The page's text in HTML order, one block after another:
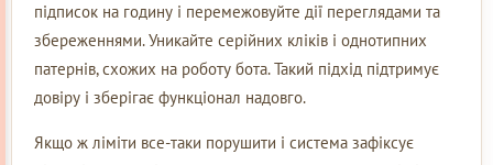
підписок на годину і перемежовуйте дії переглядами та
збереженнями. Уникайте серійних кліків і однотипних
патернів, схожих на роботу бота. Такий підхід підтримує
довіру і зберігає функціонал надовго.
Якщо ж ліміти все-таки порушити і система зафіксує